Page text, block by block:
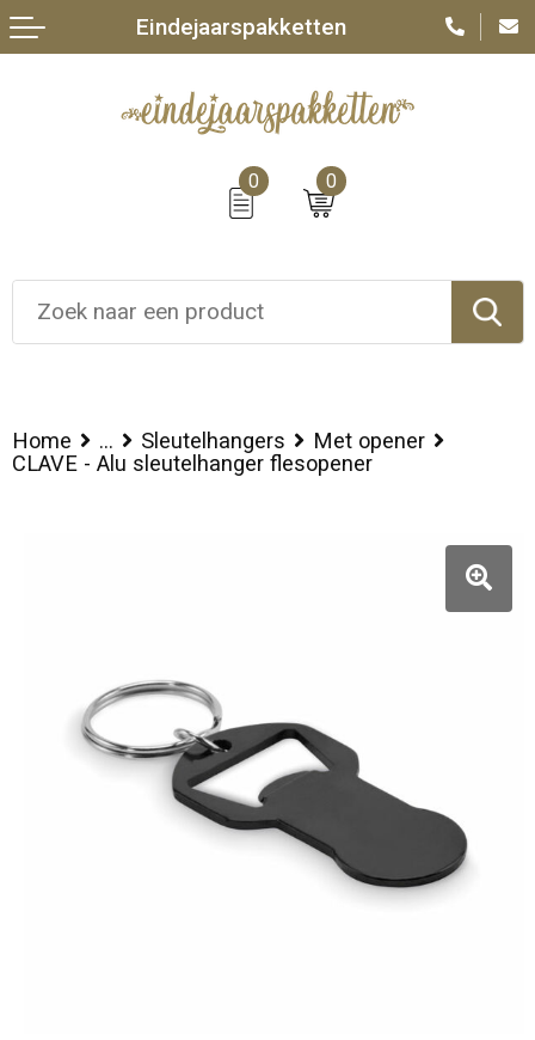
0 0
Eindejaarspakketten
Home ... Sleutelhangers
Met opener
CLAVE - Alu sleutelhanger flesopener